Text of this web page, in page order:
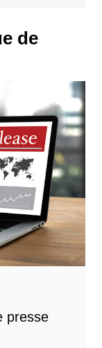
de
presse